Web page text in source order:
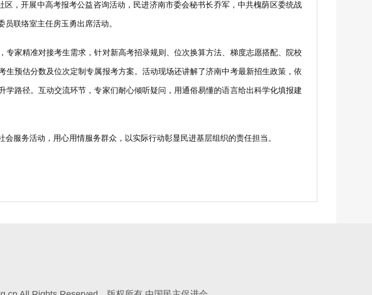
开展中高考报考公益咨询活动，民进济南市委会秘书长乔军，中共槐荫区委统战
联络室主任房玉勇出席活动。
家精准对接考生需求，针对新高考招录规则、位次换算方法、梯度志愿搭配、院校
预估分数及位次定制专属报考方案。活动现场还讲解了济南中考最新招生政策，依
路径。互动交流环节，专家们耐心倾听疑问，用通俗易懂的语言给出科学化填报建
务活动，用心用情服务群众，以实际行动彰显民进基层组织的责任担当。